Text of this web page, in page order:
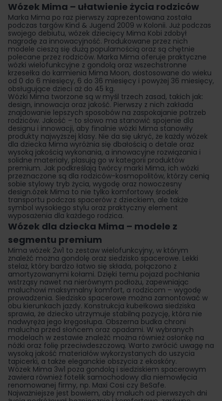
Wózek Mima – ułatwienie życia rodziców
Marka Mima po raz pierwszy zaprezentowana została
podczas targów Kind & Jugend 2009 w Kolonii. Już podczas
swojego debiutu, wózek dziecięcy Mima Kobi zdobył
nagrodę za innowacyjność. Produkowane przez nich
modele cieszą się dużą popularnością oraz są chętnie
polecane przez rodziców. Marka Mima oferuje praktyczne
wózki wielofunkcyjne z gondolą oraz wszechstronne
krzesełka do karmienia Mima Moon, dostosowane do wieku
od 0 do 6 miesięcy, 6 do 36 miesięcy i powyżej 36 miesięcy,
obsługujące dzieci aż do 45 kg.
Wózki Mima tworzone są w myśl trzech zasad, takich jak:
design, innowacja oraz jakość. Pierwszy z nich zakłada
znajdowanie lepszych sposobów na zaspokajanie potrzeb
rodziców. Jakość – to słowo ma stanowić spojenie dla
designu i innowacji, aby finalnie wózki Mima stanowiły
produkty najwyższej klasy. Nie da się ukryć, że każdy wózek
dla dziecka Mima wyróżnia się dbałością o detale oraz
wysoką jakością wykonania, a innowacyjne rozwiązania i
solidne materiały, plasują go w kategorii produktów
premium. Jak podkreślają twórcy marki Mima, ich wózki
przeznaczone są dla rodziców-kosmopolitów, którzy cenią
sobie stylowy tryb życia, wygodę oraz nowoczesny
design.ózek Mima to nie tylko komfortowy środek
transportu podczas spacerów z dzieckiem, ale także
symbol wysokiego stylu oraz praktyczny element
wyposażenia dla każdego rodzica.
Wózek dla dziecka Mima – modele z
segmentu premium
Mima wózek 2w1 to zestaw wielofunkcyjny, w którym
znaleźć można gondolę oraz siedzisko spacerowe. Lekki
stelaż, który bardzo łatwo się składa, połączono z
amortyzowanymi kołami. Dzięki temu pojazd pochłania
wstrząsy nawet na nierównym podłożu, zapewniając
maluchowi maksymalny komfort, a rodzicom – wygodę
prowadzenia. Siedzisko spacerowe można zamontować w
obu kierunkach jazdy. Konstrukcja kubełkowa siedziska
sprawia, że dziecko utrzymuje stabilną pozycję, która nie
nadwyręża jego kręgosłupa. Obszerna budka chroni
malucha przed słońcem oraz opadami. W wybranych
modelach w zestawie znaleźć można również osłonkę na
nóżki oraz folię przeciwdeszczową. Warto zwrócić uwagę na
wysoką jakość materiałów wykorzystanych do uszycia
tapicerki, a także eleganckie obszycia z ekoskóry.
Wózek Mima 3w1 poza gondolą i siedziskiem spacerowym
zawiera również fotelik samochodowy dla niemowlęcia
renomowanej firmy, np. Maxi Cosi czy BeSafe.
Najważniejsze jest bowiem, aby maluch od pierwszych dni